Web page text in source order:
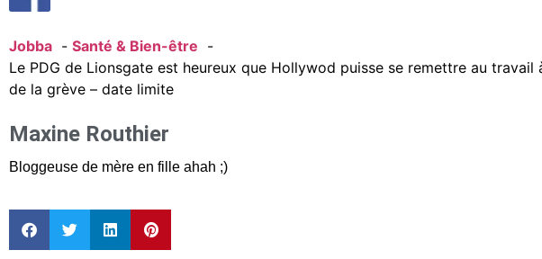
Jobba
Santé & Bien-être
Le PDG de Lionsgate est heureux que Hollywod puisse se remettre au travail
de la grève – date limite
Maxine Routhier
Bloggeuse de mère en fille ahah ;)